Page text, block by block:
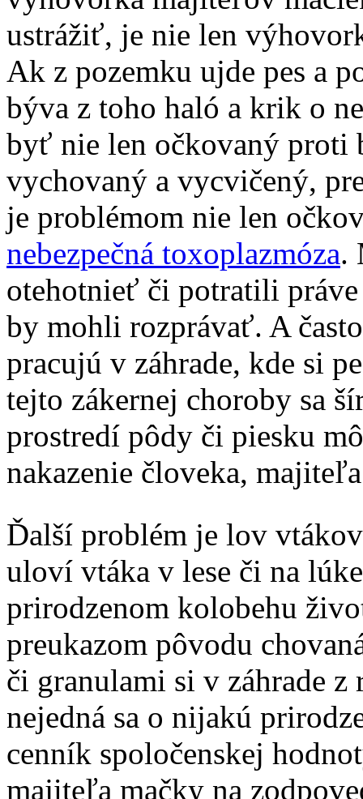
ustrážiť, je nie len
Ak z pozemku ujde pes a
býva z toho haló a krik o
byť nie len očkovaný proti
vychovaný a vycvičený,
je problémom nie len
nebezpečná toxoplazmóza.
otehotnieť či potratili
by mohli rozprávať. A
pracujú v záhrade, kde si
tejto zákernej choroby sa
prostredí pôdy či piesku
nakazenie človeka,
Ďalší problém je lov
uloví vtáka v lese či na
prirodzenom kolobehu
preukazom pôvodu
či granulami si v záhrade
nejedná sa o nijakú
cenník spoločenskej
majiteľa mačky na